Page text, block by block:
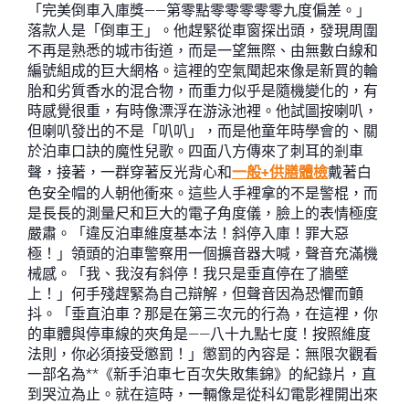
「完美倒車入庫獎——第零點零零零零零九度偏差。」
落款人是「倒車王」。他趕緊從車窗探出頭，發現周圍
不再是熟悉的城市街道，而是一望無際、由無數白線和
編號組成的巨大網格。這裡的空氣聞起來像是新買的輪
胎和劣質香水的混合物，而重力似乎是隨機變化的，有
時感覺很重，有時像漂浮在游泳池裡。他試圖按喇叭，
但喇叭發出的不是「叭叭」，而是他童年時學會的、關
於泊車口訣的魔性兒歌。四面八方傳來了刺耳的剎車
聲，接著，一群穿著反光背心和一般+供膳體檢戴著白
色安全帽的人朝他衝來。這些人手裡拿的不是警棍，而
是長長的測量尺和巨大的電子角度儀，臉上的表情極度
嚴肅。「違反泊車維度基本法！斜停入庫！罪大惡
極！」領頭的泊車警察用一個擴音器大喊，聲音充滿機
械感。「我、我沒有斜停！我只是垂直停在了牆壁
上！」何手殘趕緊為自己辯解，但聲音因為恐懼而顫
抖。「垂直泊車？那是在第三次元的行為，在這裡，你
的車體與停車線的夾角是——八十九點七度！按照維度
法則，你必須接受懲罰！」懲罰的內容是：無限次觀看
一部名為**《新手泊車七百次失敗集錦》的紀錄片，直
到哭泣為止。就在這時，一輛像是從科幻電影裡開出來